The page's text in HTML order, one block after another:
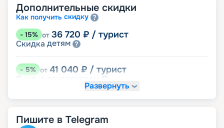
Дополнительные скидки
Как получить скидку
- 15% от 36 720 ₽ / турист
Скидка детям
-5% от 41 040 ₽ / турист
Скидка
Развернуть
Пишите в Telegram